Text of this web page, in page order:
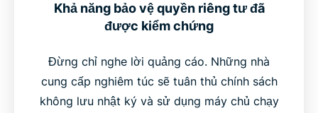
Khả năng bảo vệ quyền riêng tư đã
được kiểm chứng
Đừng chỉ nghe lời quảng cáo. Những nhà
cung cấp nghiêm túc sẽ tuân thủ chính sách
không lưu nhật ký và sử dụng máy chủ chạy